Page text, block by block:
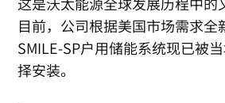
目前，公司根据美国市场需求全
SMILE-SP户用储能系统现已被
择安装。